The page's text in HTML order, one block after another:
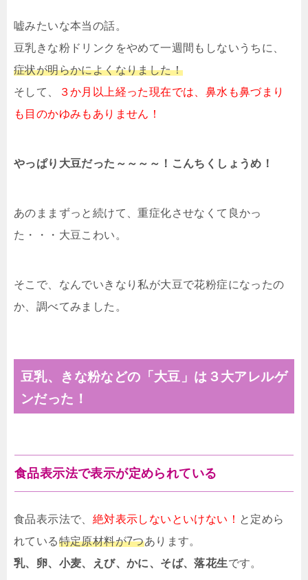
嘘みたいな本当の話。
豆乳きな粉ドリンクをやめて一週間もしないうちに、
症状が明らかによくなりました！
そして、
３か月以上経った現在では、鼻水も鼻づまり
も目のかゆみもありません！
やっぱり大豆だった～～～～！こんちくしょうめ！
あのままずっと続けて、重症化させなくて良かっ
た・・・大豆こわい。
そこで、なんでいきなり私が大豆で花粉症になったの
か、調べてみました。
豆乳、きな粉などの「大豆」は３大アレルゲ
ンだった！
食品表示法で表示が定められている
食品表示法で、 絶対表示しないといけない！ と定めら
れている特定原材料が7つあります。
乳、卵、小麦、えび、かに、そば、落花生です。